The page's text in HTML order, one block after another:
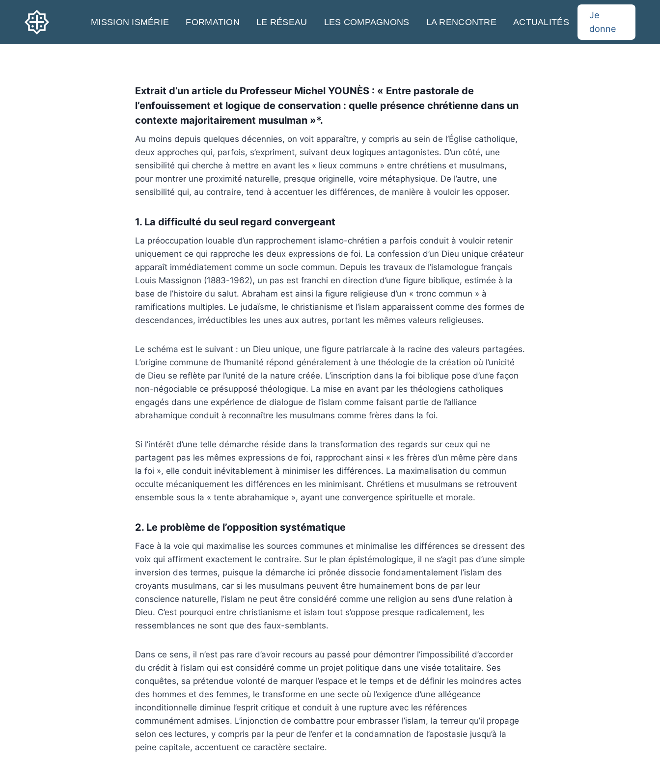
contenu
MISSION ISMÉRIE FORMATION LE RÉSEAU LES COMPAGNONS LA RENCONTRE ACTUALITÉS
Je
donne
Extrait d’un article du Professeur Michel YOUNÈS : « Entre pastorale de
l’enfouissement et logique de conservation : quelle présence chrétienne dans un
contexte majoritairement musulman »*.
Au moins depuis quelques décennies, on voit apparaître, y compris au sein de l’Église catholique,
deux approches qui, parfois, s’expriment, suivant deux logiques antagonistes. D’un côté, une
sensibilité qui cherche à mettre en avant les « lieux communs » entre chrétiens et musulmans,
pour montrer une proximité naturelle, presque originelle, voire métaphysique. De l’autre, une
sensibilité qui, au contraire, tend à accentuer les différences, de manière à vouloir les opposer.
1. La difficulté du seul regard convergeant
La préoccupation louable d’un rapprochement islamo-chrétien a parfois conduit à vouloir retenir
uniquement ce qui rapproche les deux expressions de foi. La confession d’un Dieu unique créateur
apparaît immédiatement comme un socle commun. Depuis les travaux de l’islamologue français
Louis Massignon (1883-1962), un pas est franchi en direction d’une figure biblique, estimée à la
base de l’histoire du salut. Abraham est ainsi la figure religieuse d’un « tronc commun » à
ramifications multiples. Le judaïsme, le christianisme et l’islam apparaissent comme des formes de
descendances, irréductibles les unes aux autres, portant les mêmes valeurs religieuses.
Le schéma est le suivant : un Dieu unique, une figure patriarcale à la racine des valeurs partagées.
L’origine commune de l’humanité répond généralement à une théologie de la création où l’unicité
de Dieu se reflète par l’unité de la nature créée. L’inscription dans la foi biblique pose d’une façon
non-négociable ce présupposé théologique. La mise en avant par les théologiens catholiques
engagés dans une expérience de dialogue de l’islam comme faisant partie de l’alliance
abrahamique conduit à reconnaître les musulmans comme frères dans la foi.
Si l’intérêt d’une telle démarche réside dans la transformation des regards sur ceux qui ne
partagent pas les mêmes expressions de foi, rapprochant ainsi « les frères d’un même père dans
la foi », elle conduit inévitablement à minimiser les différences. La maximalisation du commun
occulte mécaniquement les différences en les minimisant. Chrétiens et musulmans se retrouvent
ensemble sous la « tente abrahamique », ayant une convergence spirituelle et morale.
2. Le problème de l’opposition systématique
Face à la voie qui maximalise les sources communes et minimalise les différences se dressent des
voix qui affirment exactement le contraire. Sur le plan épistémologique, il ne s’agit pas d’une simple
inversion des termes, puisque la démarche ici prônée dissocie fondamentalement l’islam des
croyants musulmans, car si les musulmans peuvent être humainement bons de par leur
conscience naturelle, l’islam ne peut être considéré comme une religion au sens d’une relation à
Dieu. C’est pourquoi entre christianisme et islam tout s’oppose presque radicalement, les
ressemblances ne sont que des faux-semblants.
Dans ce sens, il n’est pas rare d’avoir recours au passé pour démontrer l’impossibilité d’accorder
du crédit à l’islam qui est considéré comme un projet politique dans une visée totalitaire. Ses
conquêtes, sa prétendue volonté de marquer l’espace et le temps et de définir les moindres actes
des hommes et des femmes, le transforme en une secte où l’exigence d’une allégeance
inconditionnelle diminue l’esprit critique et conduit à une rupture avec les références
communément admises. L’injonction de combattre pour embrasser l’islam, la terreur qu’il propage
selon ces lectures, y compris par la peur de l’enfer et la condamnation de l’apostasie jusqu’à la
peine capitale, accentuent ce caractère sectaire.